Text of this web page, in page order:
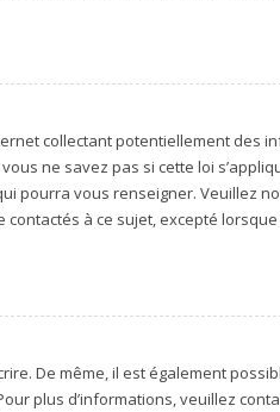
collectant potentiellement des
ne savez pas si cette loi
pourra vous renseigner. Veuillez
à ce sujet, excepté lorsque
De même, il est également
plus d’informations, veuillez